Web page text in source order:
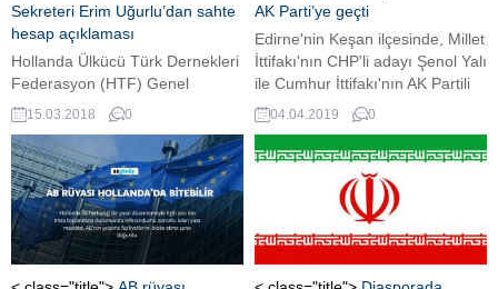
Sekreteri Erim Uğurlu’dan sahte
hesap açıklaması
Hollanda Ülkücü Türk Dernekleri
Federasyon (HTF) Genel
Sekreteri Erim Uğurlu
yayımladığı basın bildirisinde
adına açılan sahte hesaplara
itibar edilmemesi konusunda
kamuoyunu bilgilendirdi.
15.03.2018 0
AK Parti’ye geçti
Edirne'nin Keşan ilçesinde, Millet
İttifakı'nın CHP'li adayı Şenol Yalı
ile Cumhur İttifakı'nın AK Partili
adayı Mustafa Helvacıoğlu
arasındaki seçim çekişmesinin
sonucunu 12 oy belirledi.
04.04.2019 0